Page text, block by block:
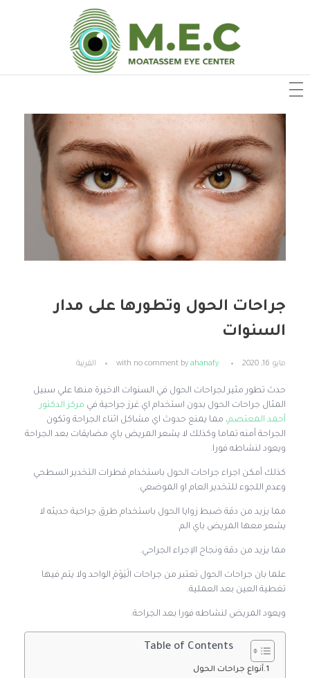
جراحات الحول وتطورها على مدار
السنوات
مايو 16, 2020 by ahanafy
with no comment القرنية
حدث تطور مثير لجراحات الحول في السنوات الاخيرة منها علي سبيل
المثال جراحات الحول بدون استخدام اي غرز جراحية في مركز الدكتور
أحمد المعتصم، مما يمنع حدوث اي مشاكل اثناء الجراحة وتكون
الجراحة أمنه تماما وكذلك لا يشعر المريض باي مضايقات بعد الجراحة
ويعود لنشاطه فورا.
كذلك أمكن اجراء جراحات الحول باستخدام قطرات التخدير السطحي
وعدم اللجوء للتخدير العام او الموضعي.
مما يزيد من دقة ضبط زوايا الحول باستخدام طرق جراحية حديثه لا
يشعر معها المريض باي الم.
مما يزيد من دقة ونجاح الإجراء الجراحي.
علما بان جراحات الحول تعتبر من جراحات الْيَوْمَ الواحد ولا يتم فيها
تغطية العين بعد العملية.
ويعود المريض لنشاطه فورا بعد الجراحة.
Table of Contents
أنواع جراحات الحول